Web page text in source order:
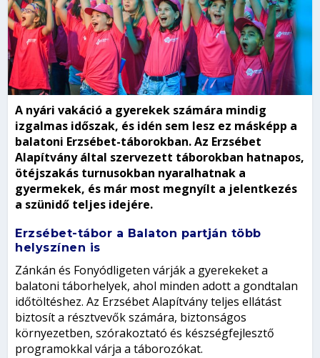
A nyári vakáció a gyerekek számára mindig
izgalmas időszak, és idén sem lesz ez másképp a
balatoni Erzsébet-táborokban. Az Erzsébet
Alapítvány által szervezett táborokban hatnapos,
ötéjszakás turnusokban nyaralhatnak a
gyermekek, és már most megnyílt a jelentkezés
a szünidő teljes idejére.
Erzsébet-tábor a Balaton partján több
helyszínen is
Zánkán és Fonyódligeten várják a gyerekeket a
balatoni táborhelyek, ahol minden adott a gondtalan
időtöltéshez. Az Erzsébet Alapítvány teljes ellátást
biztosít a résztvevők számára, biztonságos
környezetben, szórakoztató és készségfejlesztő
programokkal várja a táborozókat.